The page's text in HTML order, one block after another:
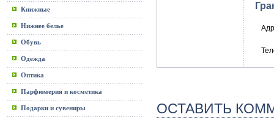
Книжные
Нижнее белье
Обувь
Одежда
Оптика
Парфюмерия и косметика
Подарки и сувениры ОСТАВИТЬ